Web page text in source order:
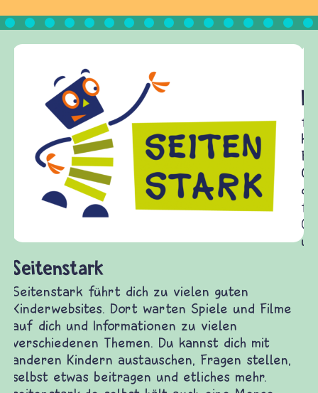
Frieden Fragen
frieden-fragen.de ist ein Internet-Angebot für
Kinder, Eltern und ErzieherInnen das zu
Fragen von Krieg und Frieden, Streit und
Gewalt informiert und einen Austausch zu
diesem Themenbereich ermöglicht. frieden-
fragen.de bietet Antworten auf wichtige
und Frieden, Streit und Gewalt.